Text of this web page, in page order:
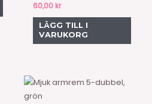
60,00 kr
LÄGG TILL I
VARUKORG